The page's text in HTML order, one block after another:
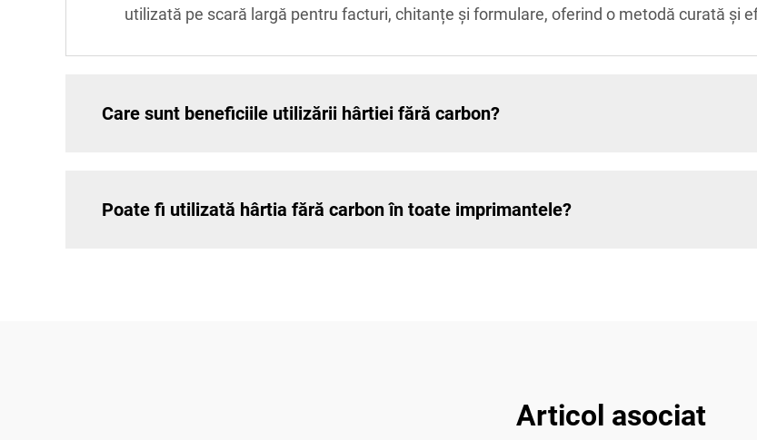
utilizată pe scară largă pentru facturi, chitanțe și formulare, oferind o metodă curată și
Care sunt beneficiile utilizării hârtiei fără carbon?
Poate fi utilizată hârtia fără carbon în toate imprimantele?
Articol asociat